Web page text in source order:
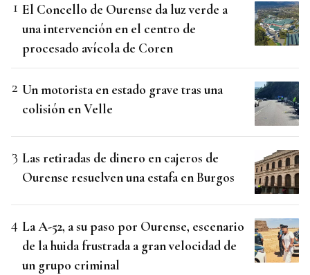
El Concello de Ourense da luz verde a
una intervención en el centro de
procesado avícola de Coren
Un motorista en estado grave tras una
colisión en Velle
Las retiradas de dinero en cajeros de
Ourense resuelven una estafa en Burgos
La A-52, a su paso por Ourense, escenario
de la huida frustrada a gran velocidad de
un grupo criminal